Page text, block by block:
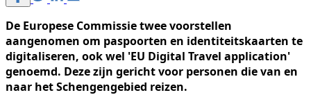
De Europese Commissie twee voorstellen
aangenomen om paspoorten en identiteitskaarten te
digitaliseren, ook wel 'EU Digital Travel application'
genoemd. Deze zijn gericht voor personen die van en
naar het Schengengebied reizen.